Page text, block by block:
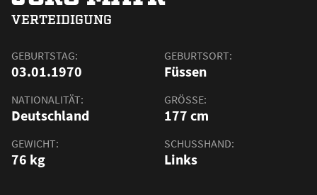
VERTEIDIGUNG
GEBURTSTAG:
03.01.1970
GEBURTSORT:
Füssen
NATIONALITÄT:
Deutschland
GRÖSSE:
177 cm
GEWICHT:
76 kg
SCHUSSHAND:
Links